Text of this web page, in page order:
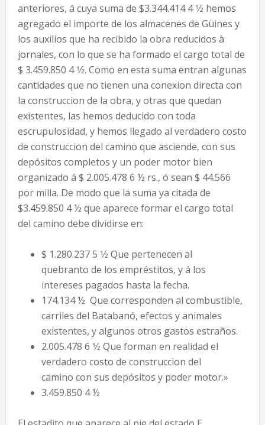
anteriores, á cuya suma de $3.344.414 4 1⁄2 hemos
agregado el importe de los almacenes de Güines y
los auxilios que ha recibido la obra reducidos à
jornales, con lo que se ha formado el cargo total de
$ 3.459.850 4 1⁄2. Como en esta suma entran algunas
cantidades que no tienen una conexion directa con
la construccion de la obra, y otras que quedan
existentes, las hemos deducido con toda
escrupulosidad, y hemos llegado al verdadero costo
de construccion del camino que asciende, con sus
depósitos completos y un poder motor bien
organizado á $ 2.005.478 6 ½ rs., ó sean $ 44.566
por milla. De modo que la suma ya citada de
$3.459.850 4 ½ que aparece formar el cargo total
del camino debe dividirse en:
$ 1.280.237 5 1⁄2 Que pertenecen al
quebranto de los empréstitos, y á los
intereses pagados hasta la fecha.
174.134 ½ Que corresponden al combustible,
carriles del Batabanó, efectos y animales
existentes, y algunos otros gastos estraños.
2.005.478 6 1⁄2 Que forman en realidad el
verdadero costo de construccion del
camino con sus depósitos y poder motor.»
3.459.850 4 ½